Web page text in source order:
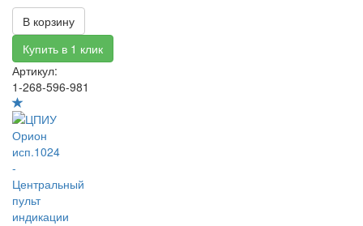
В корзину
Купить в 1 клик
Артикул:
1-268-596-981